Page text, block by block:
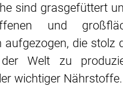
sind grasgefüttert
und
aufgezogen, die stolz
der Welt zu
wichtiger Nährstoffe.